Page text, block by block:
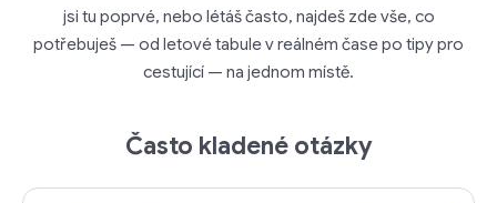
jsi tu poprvé, nebo létáš často, najdeš zde vše, co
potřebuješ — od letové tabule v reálném čase po tipy pro
cestující — na jednom místě.
Často kladené otázky